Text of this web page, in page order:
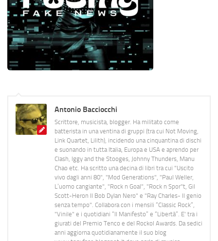
Antonio Bacciocchi
Scrittore, musicista, blogger. Ha militato come
batterista in una ventina di gruppi (tra cui Not Moving,
Link Quartet, Lilith), incidendo una cinquantina di dischi
e suonando in tutta Italia, Europa e USA e aprendo per
Clash, Iggy and the Stooges, Johnny Thunders, Manu
Chao etc. Ha scritto una decina di libri tra cui "Uscito
vivo dagli anni 80", "Mod Generations", "Paul Weller,
L’uomo cangiante", "Rock n Goal", "Rock n Spor"t, Gil
Scott-Heron Il Bob Dylan Nero" e "Ray Charles- Il genio
senza tempo". Collabora con i mensili “Classic Rock”,
"Vinile" e i quotidiani “Il Manifesto” e “Libertà”. E' tra i
giurati del Premio Tenco e del Rockol Awards. Da sedici
anni aggiorna quotidianamente il suo blog